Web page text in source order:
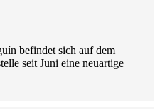
befindet sich auf dem
seit Juni eine neuartige